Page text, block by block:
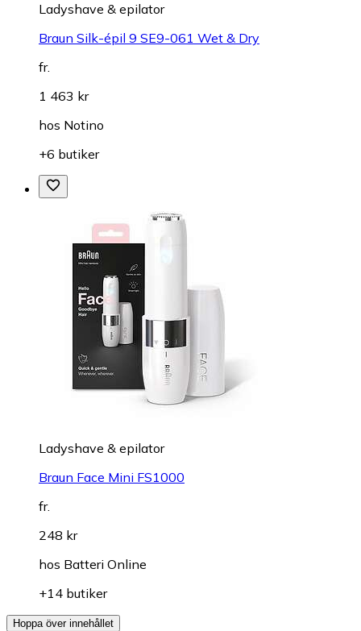
Ladyshave & epilator
Braun Silk-épil 9 SE9-061 Wet & Dry
fr.
1 463 kr
hos Notino
+6 butiker
Ladyshave & epilator
Braun Face Mini FS1000
fr.
248 kr
hos Batteri Online
+14 butiker
Hoppa över innehållet